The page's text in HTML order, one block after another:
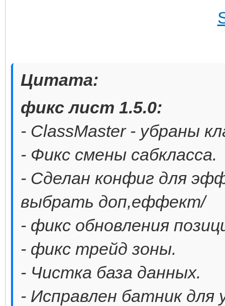
Цитата:
фикс лист 1.5.0:
- ClassMaster - убраны
- Фикс смены сабкласса.
- Сделан конфиг для
выбрать доп,еффект/
- фикс обновления
- фикс трейд зоны.
- Чистка база данных.
- Исправлен батник для